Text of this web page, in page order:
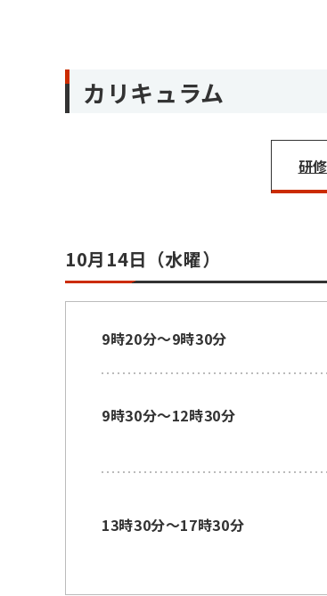
カリキュラム
研
10月14日（水曜）
9時20分～9時30分
9時30分～12時30分
13時30分～17時30分